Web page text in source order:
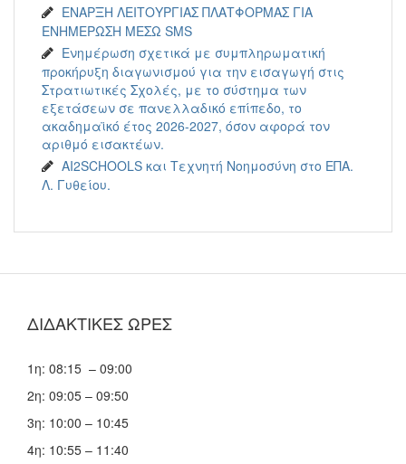
ΕΝΑΡΞΗ ΛΕΙΤΟΥΡΓΙΑΣ ΠΛΑΤΦΟΡΜΑΣ ΓΙΑ
ΕΝΗΜΕΡΩΣΗ ΜΕΣΩ SMS
Ενημέρωση σχετικά με συμπληρωματική
προκήρυξη διαγωνισμού για την εισαγωγή στις
Στρατιωτικές Σχολές, με το σύστημα των
εξετάσεων σε πανελλαδικό επίπεδο, το
ακαδημαϊκό έτος 2026-2027, όσον αφορά τον
αριθμό εισακτέων.
AI2SCHOOLS και Τεχνητή Νοημοσύνη στο ΕΠΑ.
Λ. Γυθείου.
ΔΙΔΑΚΤΙΚΕΣ ΩΡΕΣ
1η: 08:15 – 09:00
2η: 09:05 – 09:50
3η: 10:00 – 10:45
4η: 10:55 – 11:40